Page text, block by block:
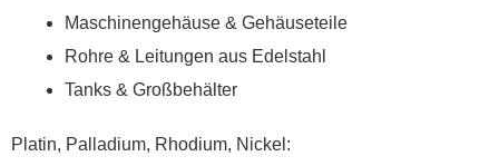
Maschinengehäuse & Gehäuseteile
Rohre & Leitungen aus Edelstahl
Tanks & Großbehälter
Platin, Palladium, Rhodium, Nickel: